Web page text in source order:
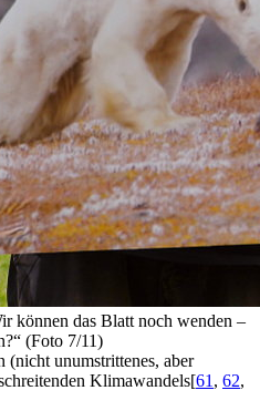
können das Blatt noch wenden –
(Foto 7/11)
(nicht unumstrittenes, aber
Klimawandels[61 , 62,